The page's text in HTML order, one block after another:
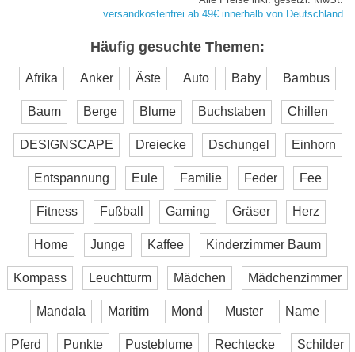
versandkostenfrei ab 49€ innerhalb von Deutschland
Häufig gesuchte Themen:
Afrika Anker Äste Auto Baby Bambus
Baum Berge Blume Buchstaben Chillen
DESIGNSCAPE Dreiecke Dschungel Einhorn
Entspannung Eule Familie Feder Fee
Fitness Fußball Gaming Gräser Herz
Home Junge Kaffee Kinderzimmer Baum
Kompass Leuchtturm Mädchen Mädchenzimmer
Mandala Maritim Mond Muster Name
Pferd Punkte Pusteblume Rechtecke Schilder